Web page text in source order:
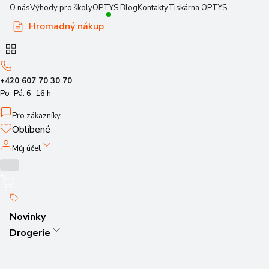
O násVýhody pro školyOPTYS BlogKontaktyTiskárna OPTYS
Hromadný nákup
+420 607 70 30 70
Po–Pá: 6–16 h
Pro zákazníky
Oblíbené
Můj účet
Novinky
Drogerie